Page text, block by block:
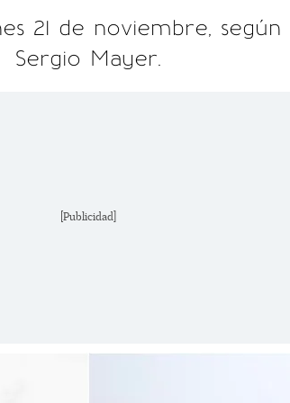
21 de noviembre,
Sergio Mayer.
[Publicidad]